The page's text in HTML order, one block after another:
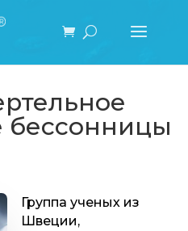
бессонницы
Группа ученых из
Швеции,